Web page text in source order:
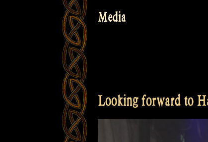
Media
Looking forward to